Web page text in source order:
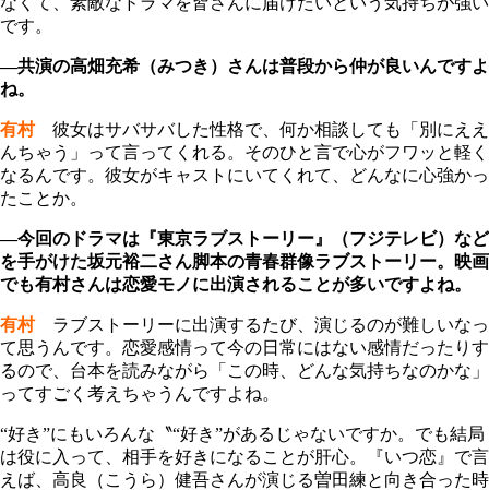
です。
―共演の高畑充希（みつき）さんは普段から仲が良いんですよ
ね。
有村彼女はサバサバした性格で、何か相談しても「別にええ
んちゃう」って言ってくれる。そのひと言で心がフワッと軽く
なるんです。彼女がキャストにいてくれて、どんなに心強かっ
たことか。
―今回のドラマは『東京ラブストーリー』（フジテレビ）など
を手がけた坂元裕二さん脚本の青春群像ラブストーリー。映画
でも有村さんは恋愛モノに出演されることが多いですよね。
有村ラブストーリーに出演するたび、演じるのが難しいなっ
て思うんです。恋愛感情って今の日常にはない感情だったりす
るので、台本を読みながら「この時、どんな気持ちなのかな」
ってすごく考えちゃうんですよね。
“好き”にもいろんな〝“好き”があるじゃないですか。でも結局
は役に入って、相手を好きになることが肝心。『いつ恋』で言
えば、高良（こうら）健吾さんが演じる曽田練と向き合った時